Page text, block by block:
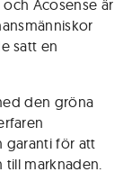
Acosense är
satt en
den gröna
garanti för att
till marknaden.